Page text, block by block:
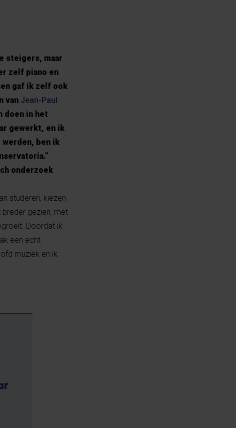
steigers, maar
zelf piano en
gaf ik zelf ook
van Jean-Paul
doen in het
gewerkt, en ik
werden, ben ik
onderzoek
studeren, kiezen
gezien, met
Doordat ik
een echt
muziek en ik